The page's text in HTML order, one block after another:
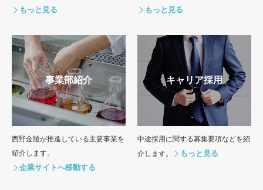
事業部紹介
西野金陵が推進している主要事業を
紹介します。
企業サイトへ移動する
キャリア採用
中途採用に関する募集要項などを紹
介します。